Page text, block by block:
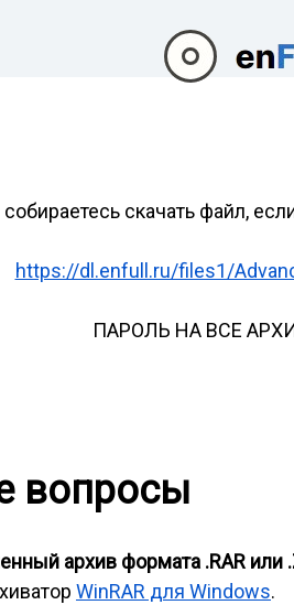
скачать файл,
https://dl.enfull.ru/files1/
ПАРОЛЬ НА ВСЕ
вопросы
архив формата .RAR или
WinRAR для Windows.